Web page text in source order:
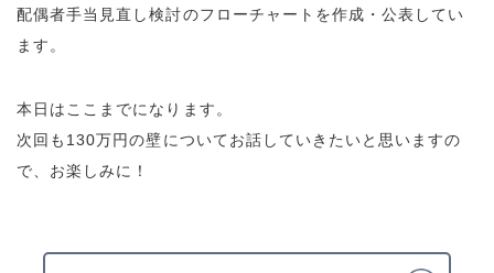
配偶者手当見直し検討のフローチャートを作成・公表してい
ます。
本日はここまでになります。
次回も130万円の壁についてお話していきたいと思いますの
で、お楽しみに！